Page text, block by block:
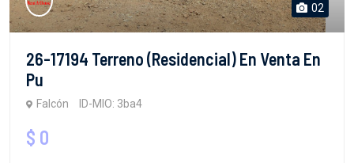
02
26-17194 Terreno (Residencial) En Venta En
Pu
Falcón ID-MIO: 3ba4
$ 0